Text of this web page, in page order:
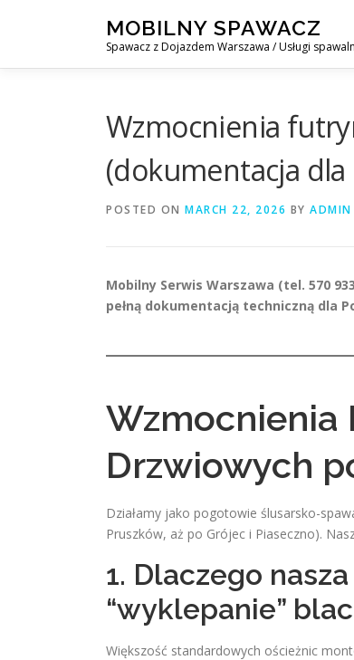
MOBILNY SPAWACZ
Spawacz z Dojazdem Warszawa / Usługi
Wzmocnienia
(dokumentacja dla
POSTED ON MARCH 22, 2026 BY ADMIN
Mobilny Serwis Warszawa (tel. 570
pełną dokumentacją techniczną dla
Wzmocnienia
Drzwiowych
Działamy jako pogotowie ślusarsko-
Pruszków, aż po Grójec i Piaseczno).
1. Dlaczego
“wyklepanie”
Większość standardowych ościeżnic